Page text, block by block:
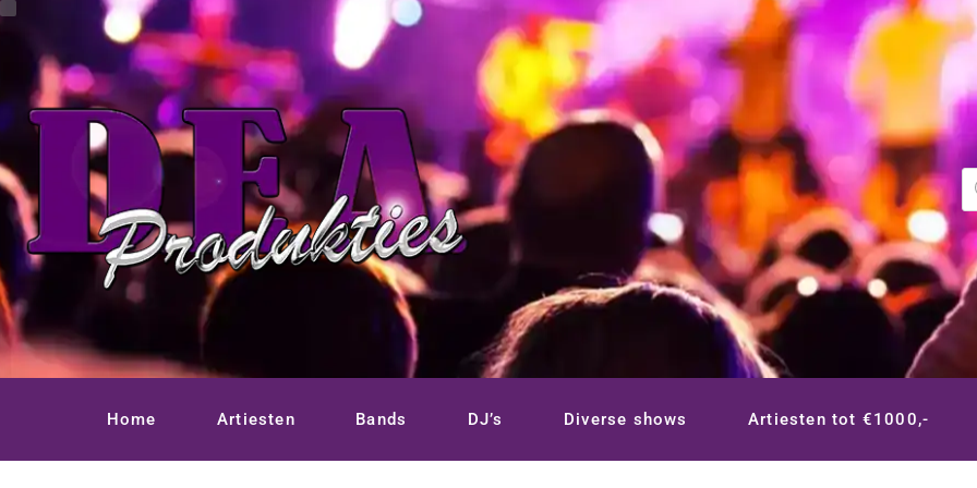
Ga
inhoud
Home Artiesten Bands DJ’s Diverse shows Artiesten tot €1000,-